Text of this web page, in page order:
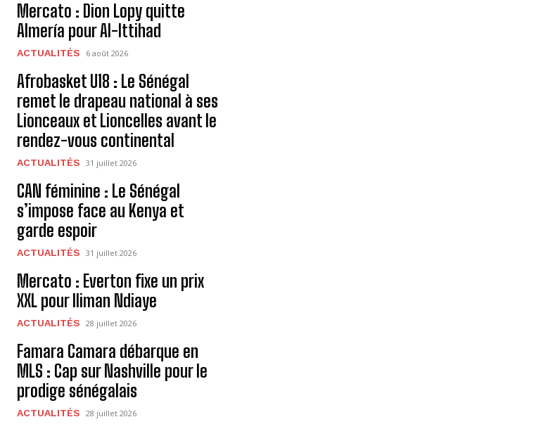
Mercato : Dion Lopy quitte
Almería pour Al-Ittihad
ACTUALITÉS 6 août 2026
Afrobasket U18 : Le Sénégal
remet le drapeau national à ses
Lionceaux et Lioncelles avant le
rendez-vous continental
ACTUALITÉS 31 juillet 2026
CAN féminine : Le Sénégal
s’impose face au Kenya et
garde espoir
ACTUALITÉS 31 juillet 2026
Mercato : Everton fixe un prix
XXL pour Iliman Ndiaye
ACTUALITÉS 28 juillet 2026
Famara Camara débarque en
MLS : Cap sur Nashville pour le
prodige sénégalais
ACTUALITÉS 28 juillet 2026